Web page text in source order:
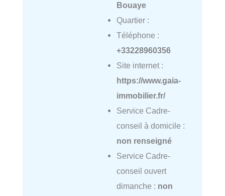
Bouaye
Quartier :
Téléphone :
+33228960356
Site internet :
https://www.gaia-
immobilier.fr/
Service Cadre-
conseil à domicile :
non renseigné
Service Cadre-
conseil ouvert
dimanche : non